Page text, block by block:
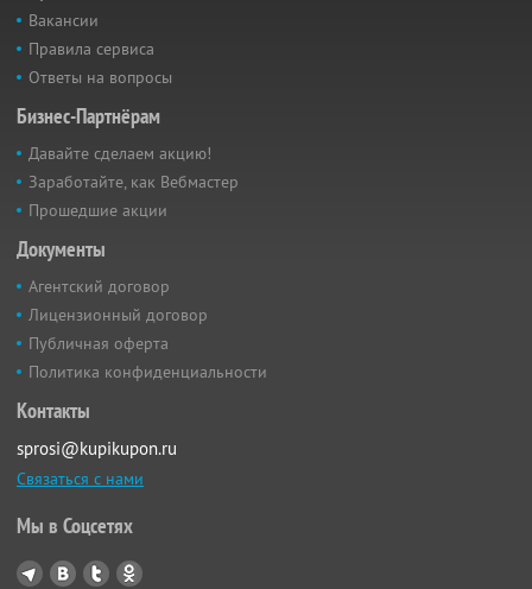
Вакансии
Правила сервиса
Ответы на вопросы
Бизнес-Партнёрам
Давайте сделаем акцию!
Заработайте, как Вебмастер
Прошедшие акции
Документы
Агентский договор
Лицензионный договор
Публичная оферта
Политика конфиденциальности
Контакты
sprosi@kupikupon.ru
Связаться с нами
Мы в Соцсетях